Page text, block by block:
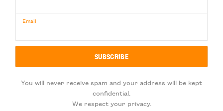
Email
You will never receive spam and your address will be kept
confidential.
We respect your privacy.